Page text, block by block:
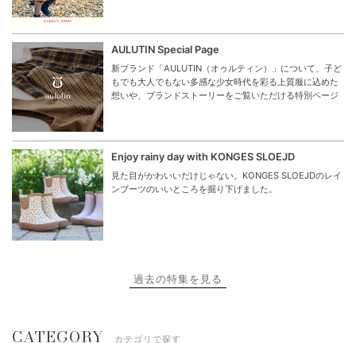
AULUTIN Special Page
新ブランド「AULUTIN（オゥルティン）」について、子ど
もでも大人でもない多感な少女時代を彩る上質服に込めた
想いや、ブランドストーリーをご覧いただける特別ページ
Enjoy rainy day with KONGES SLOEJD
見た目がかわいいだけじゃない。KONGES SLOEJDのレイ
ンブーツのいいところを掘り下げました。
過去の特集を見る
CATEGORY カテゴリで探す